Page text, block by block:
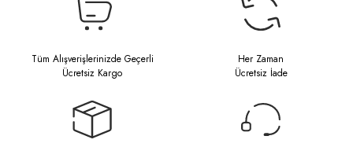
Tüm Alışverişlerinizde Geçerli
Ücretsiz Kargo
Her Zaman
Ücretsiz İade